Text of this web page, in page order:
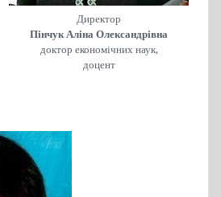
Директор
Пінчук Аліна Олександрівна
доктор економічних наук,
доцент